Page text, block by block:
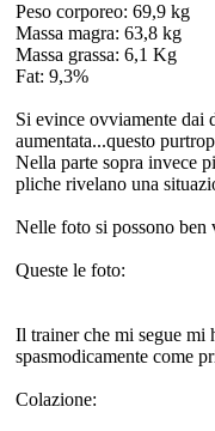
Peso corporeo: 69,9 kg
Massa magra: 63,8 kg
Massa grassa: 6,1 Kg
Fat: 9,3%
Si evince ovviamente dai
aumentata...questo
Nella parte sopra invece
pliche rivelano una
Nelle foto si possono ben
Queste le foto:
Il trainer che mi segue mi
spasmodicamente come
Colazione: